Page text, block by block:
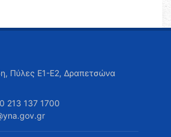
Πύλες Ε1-Ε2, Δραπετσώνα
213 137 1700